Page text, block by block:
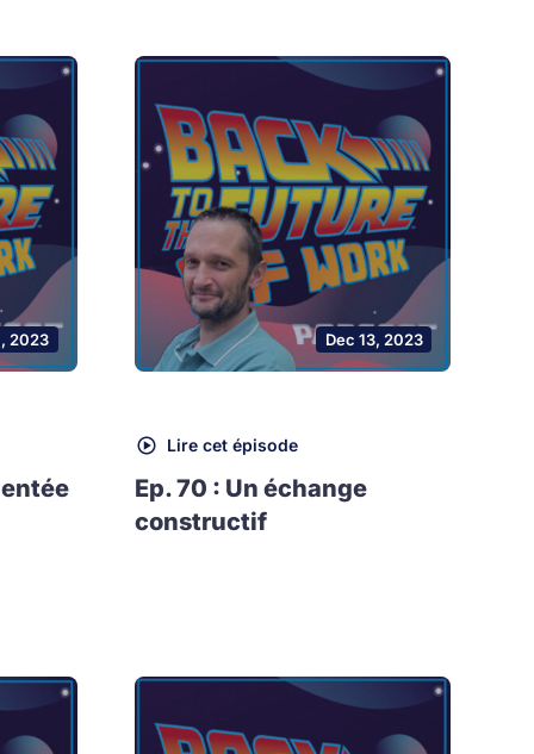
2023 Dec 13, 2023
Lire cet épisode
Ep. 70 : Un échange
constructif